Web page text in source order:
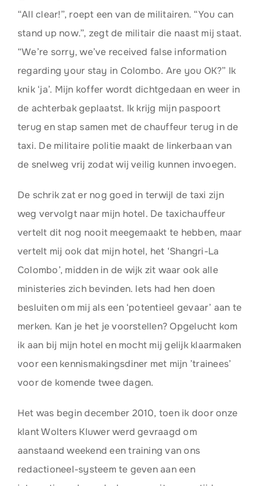
“All clear!”, roept een van de militairen. “You can
stand up now.”, zegt de militair die naast mij staat.
“We’re sorry, we’ve received false information
regarding your stay in Colombo. Are you OK?” Ik
knik ‘ja’. Mijn koffer wordt dichtgedaan en weer in
de achterbak geplaatst. Ik krijg mijn paspoort
terug en stap samen met de chauffeur terug in de
taxi. De militaire politie maakt de linkerbaan van
de snelweg vrij zodat wij veilig kunnen invoegen.
De schrik zat er nog goed in terwijl de taxi zijn
weg vervolgt naar mijn hotel. De taxichauffeur
vertelt dit nog nooit meegemaakt te hebben, maar
vertelt mij ook dat mijn hotel, het ‘Shangri-La
Colombo’, midden in de wijk zit waar ook alle
ministeries zich bevinden. Iets had hen doen
besluiten om mij als een ‘potentieel gevaar’ aan te
merken. Kan je het je voorstellen? Opgelucht kom
ik aan bij mijn hotel en mocht mij gelijk klaarmaken
voor een kennismakingsdiner met mijn ’trainees’
voor de komende twee dagen.
Het was begin december 2010, toen ik door onze
klant Wolters Kluwer werd gevraagd om
aanstaand weekend een training van ons
redactioneel-systeem te geven aan een